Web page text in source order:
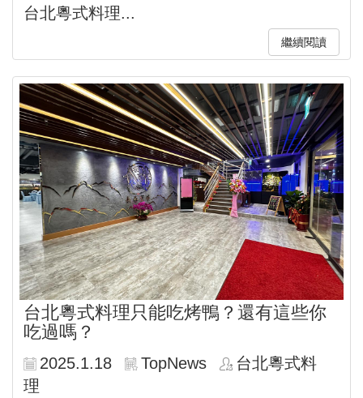
台北粵式料理...
繼續閱讀
台北粵式料理只能吃烤鴨？還有這些你
吃過嗎？
2025.1.18 TopNews
台北粵式料
理